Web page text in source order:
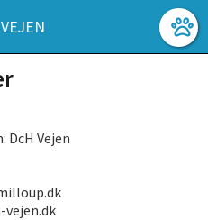
DcH Vejen
vejen.dk